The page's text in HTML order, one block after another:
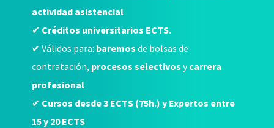
actividad asistencial
✔ Créditos universitarios ECTS.
✔ Válidos para: baremos de bolsas de
contratación, procesos selectivos ycarrera
profesional
✔ Cursos desde 3 ECTS (75h.) y Expertos entre
15 y 20 ECTS